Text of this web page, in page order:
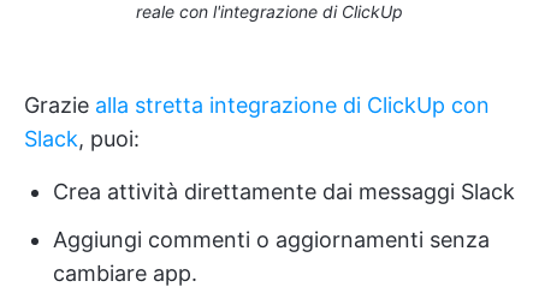
reale con l'integrazione di ClickUp
Grazie alla stretta integrazione di ClickUp con
Slack, puoi:
Crea attività direttamente dai messaggi Slack
Aggiungi commenti o aggiornamenti senza
cambiare app.